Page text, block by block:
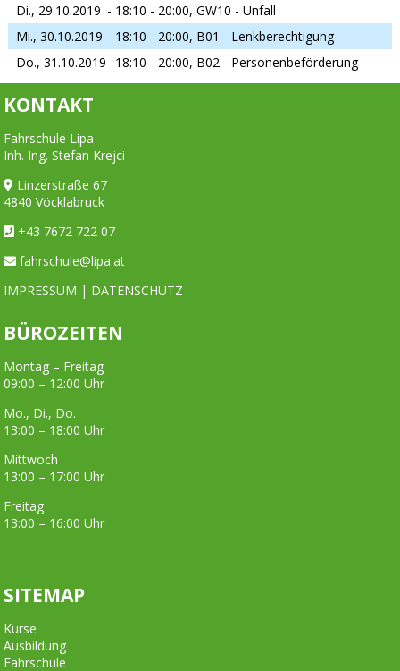
Di., 29.10.2019 - 18:10 - 20:00, GW10 - Unfall
Mi., 30.10.2019 - 18:10 - 20:00, B01 - Lenkberechtigung
Do., 31.10.2019- 18:10 - 20:00, B02 - Personenbeförderung
KONTAKT
Fahrschule Lipa
Inh. Ing. Stefan Krejci
Linzerstraße 67
4840 Vöcklabruck
+43 7672 722 07
fahrschule@lipa.at
IMPRESSUM | DATENSCHUTZ
BÜROZEITEN
Montag – Freitag
09:00 – 12:00 Uhr
Mo., Di., Do.
13:00 – 18:00 Uhr
Mittwoch
13:00 – 17:00 Uhr
Freitag
13:00 – 16:00 Uhr
SITEMAP
Kurse
Ausbildung
Fahrschule